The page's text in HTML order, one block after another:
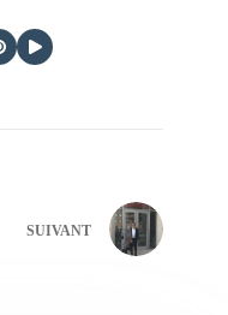
SUIVANT